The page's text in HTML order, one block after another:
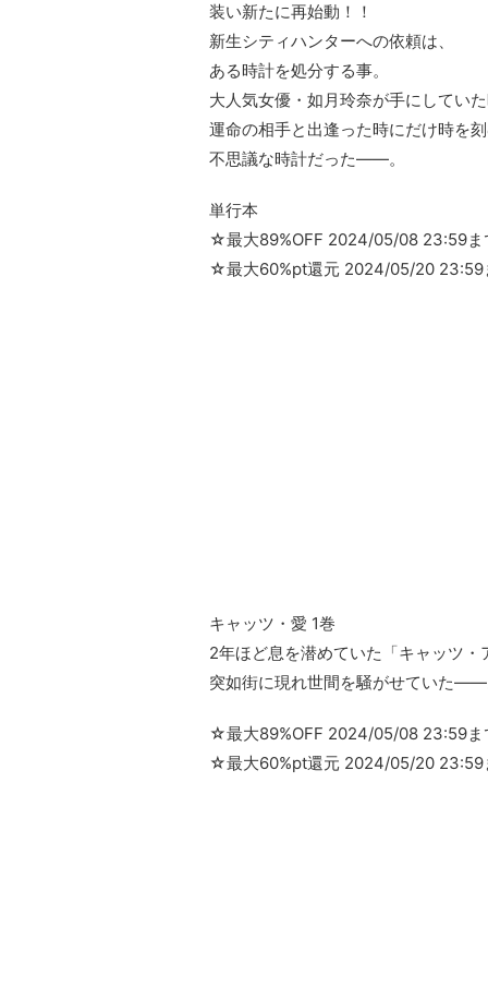
装い新たに再始動！！
新生シティハンターへの依頼は、
ある時計を処分する事。
大人気女優・如月玲奈が手にしていた
運命の相手と出逢った時にだけ時を
不思議な時計だった――。
単行本
☆最大89%OFF 2024/05/08 23:59ま
☆最大60%pt還元 2024/05/20 23:59
キャッツ・愛 1巻
2年ほど息を潜めていた「キャッツ・
突如街に現れ世間を騒がせていた――
☆最大89%OFF 2024/05/08 23:59ま
☆最大60%pt還元 2024/05/20 23:59